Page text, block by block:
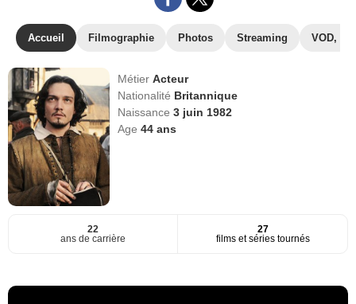
Accueil Filmographie Photos Streaming VOD,
MétierActeur
Nationalité Britannique
Naissance3 juin 1982
Age44 ans
22
ans de carrière
27
films et séries tournés